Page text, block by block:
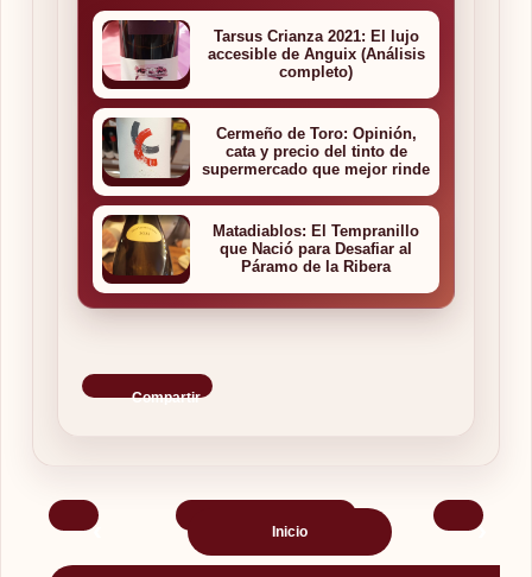
Tarsus Crianza 2021: El lujo
accesible de Anguix (Análisis
completo)
Cermeño de Toro: Opinión,
cata y precio del tinto de
supermercado que mejor rinde
Matadiablos: El Tempranillo
que Nació para Desafiar al
Páramo de la Ribera
Compartir
‹ ›
Inicio